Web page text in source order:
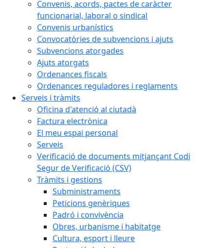
Convenis, acords, pactes de caràcter
funcionarial, laboral o sindical
Convenis urbanístics
Convocatòries de subvencions i ajuts
Subvencions atorgades
Ajuts atorgats
Ordenances fiscals
Ordenances reguladores i reglaments
Serveis i tràmits
Oficina d'atenció al ciutadà
Factura electrònica
El meu espai personal
Serveis
Verificació de documents mitjançant Codi
Segur de Verificació (CSV)
Tràmits i gestions
Subministraments
Peticions genèriques
Padró i convivència
Obres, urbanisme i habitatge
Cultura, esport i lleure